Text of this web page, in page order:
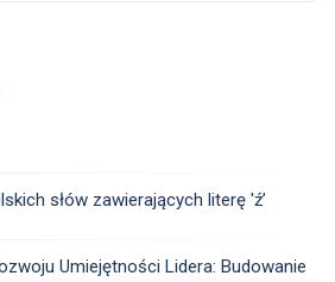
słów zawierających literę 'ź’
Umiejętności Lidera: Budowanie